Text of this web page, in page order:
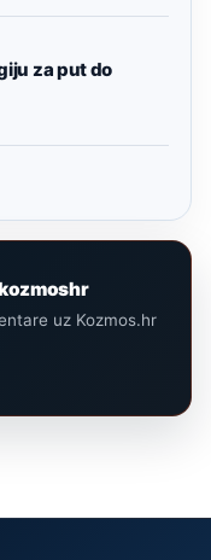
za put do
uz Kozmos.hr